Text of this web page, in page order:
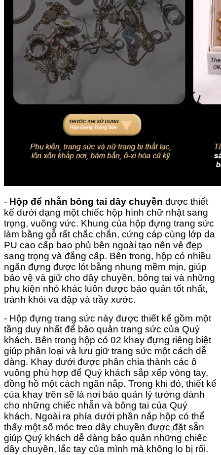
- Hộp để nhẫn bông tai dây chuyền được thiết
kế dưới dạng một chiếc hộp hình chữ nhật sang
trọng, vuông vức. Khung của hộp đựng trang sức
làm bằng gỗ rất chắc chắn, cứng cáp cùng lớp da
PU cao cấp bao phủ bên ngoài tạo nên vẻ đẹp
sang trọng và đẳng cấp. Bên trong, hộp có nhiều
ngăn đựng được lót bằng nhung mềm mịn, giúp
bảo vệ và giữ cho dây chuyền, bông tai và những
phụ kiện nhỏ khác luôn được bảo quản tốt nhất,
tránh khỏi va đập và trầy xước.
- Hộp đựng trang sức này được thiết kế gồm một
tầng duy nhất để bảo quản trang sức của Quý
khách. Bên trong hộp có 02 khay đựng riêng biệt
giúp phân loại và lưu giữ trang sức một cách dễ
dàng. Khay dưới được phân chia thành các ô
vuông phù hợp để Quý khách sắp xếp vòng tay,
đồng hồ một cách ngăn nắp. Trong khi đó, thiết kế
của khay trên sẽ là nơi bảo quản lý tưởng dành
cho những chiếc nhẫn và bông tai của Quý
khách. Ngoài ra phía dưới phần nắp hộp có thể
thấy một số móc treo dây chuyền được đặt sẵn
giúp Quý khách dễ dàng bảo quản những chiếc
dây chuyền, lắc tay của mình mà không lo bị rối.